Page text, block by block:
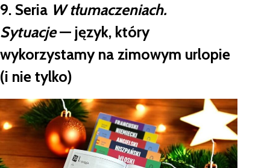
9. Seria W tłumaczeniach.
Sytuacje— język, który
wykorzystamy na zimowym urlopie
(i nie tylko)